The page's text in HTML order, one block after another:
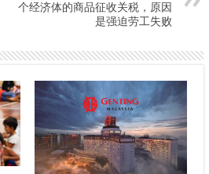
个经济体的商品征收关税，原因
是强迫劳工失败